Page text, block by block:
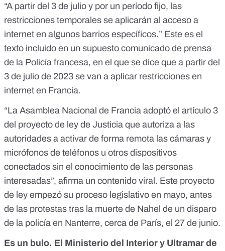
“A partir del 3 de julio y por un período fijo, las
restricciones temporales se aplicarán al acceso a
internet en algunos barrios específicos.” Este es el
texto incluido en un supuesto comunicado de prensa
de la Policía francesa, en el que se dice que a partir del
3 de julio de 2023 se van a aplicar restricciones en
internet en Francia.
“La Asamblea Nacional de Francia adoptó el artículo 3
del proyecto de ley de Justicia que autoriza a las
autoridades a activar de forma remota las cámaras y
micrófonos de teléfonos u otros dispositivos
conectados sin el conocimiento de las personas
interesadas”, afirma un contenido viral. Este proyecto
de ley empezó su proceso legislativo en mayo, antes
de las protestas tras la muerte de Nahel de un disparo
de la policía en Nanterre, cerca de París, el 27 de junio.
Es un bulo. El Ministerio del Interior y Ultramar de